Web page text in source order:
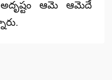
ఆమె ఆమెదే